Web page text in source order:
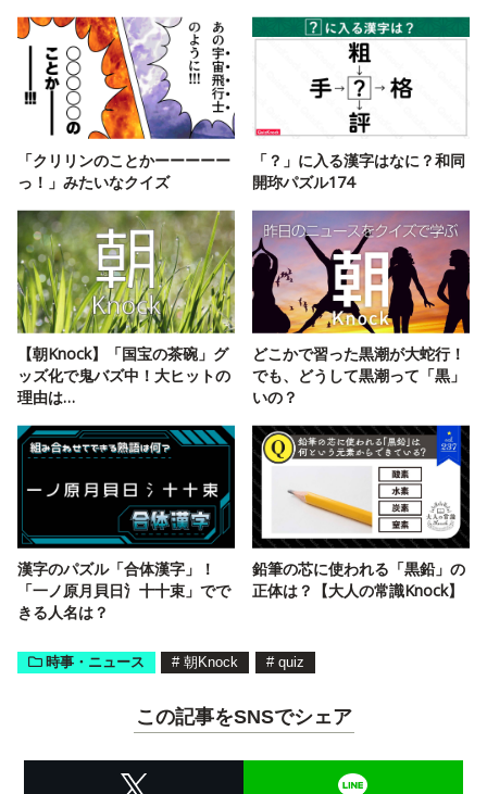
「クリリンのことかーーーーー
っ！」みたいなクイズ
「？」に入る漢字はなに？和同
開珎パズル174
【朝Knock】「国宝の茶碗」グ
ッズ化で鬼バズ中！大ヒットの
理由は…
どこかで習った黒潮が大蛇行！
でも、どうして黒潮って「黒」
いの？
漢字のパズル「合体漢字」！
「一ノ原月貝日氵十十束」でで
きる人名は？
鉛筆の芯に使われる「黒鉛」の
正体は？【大人の常識Knock】
時事・ニュース # 朝Knock # quiz
この記事をSNSでシェア